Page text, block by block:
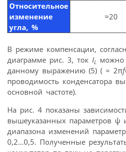
Относительное
изменение
угла, %
≈20
В режиме компенсации,
диаграмме рис. 3, ток IL можно
данному выражению (5) ( = 2π
проводимость конденсатора
основной частоте).
На рис. 4 показаны
вышеуказанных параметров ψ
диапазона изменений
0,2…0,5. Полученные